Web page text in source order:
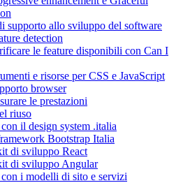
supporto allo sviluppo del software
detection
le feature disponibili con Can I
e risorse per CSS e JavaScript
browser
le prestazioni
riuso
il design system .italia
Bootstrap Italia
di sviluppo React
di sviluppo Angular
i modelli di sito e servizi